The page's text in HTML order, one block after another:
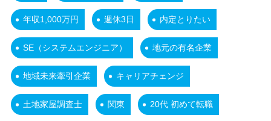
年収1,000万円 週休3日 内定とりたい
SE（システムエンジニア） 地元の有名企業
地域未来牽引企業 キャリアチェンジ
土地家屋調査士 関東 20代 初めて転職